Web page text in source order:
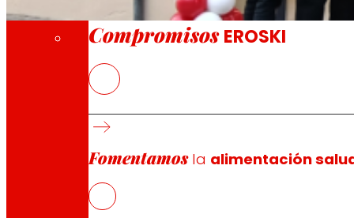
Compromisos EROSKI
Fomentamosla alimentación
El nuevo EROSKI/City ofrece un servicio
Valencia, 29 de enero de 2026 .-EROSKIha inaugurado
personalizado al cliente, una fuerte apuesta por los
compra diaria. El establecimiento cuenta con una